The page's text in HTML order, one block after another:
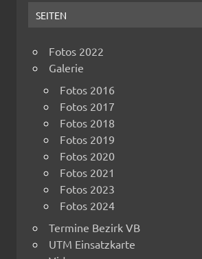
SEITEN
Fotos 2022
Galerie
Fotos 2016
Fotos 2017
Fotos 2018
Fotos 2019
Fotos 2020
Fotos 2021
Fotos 2023
Fotos 2024
Termine Bezirk VB
UTM Einsatzkarte